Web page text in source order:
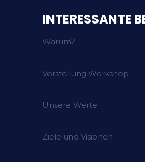
INTERESSANTE
Warum?
Vorstellung Workshop
Unsere Werte
Ziele und Visionen